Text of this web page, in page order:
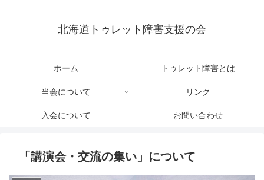
北海道トゥレット障害支援の会
ホーム トゥレット障害とは
当会について リンク
入会について お問い合わせ
「講演会・交流の集い」について